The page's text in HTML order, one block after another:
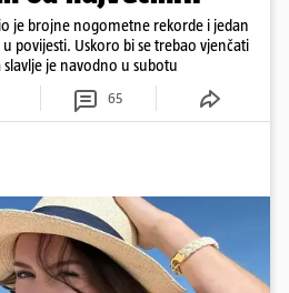
je brojne nogometne rekorde i jedan
povijesti. Uskoro bi se trebao vjenčati
je navodno u subotu
65